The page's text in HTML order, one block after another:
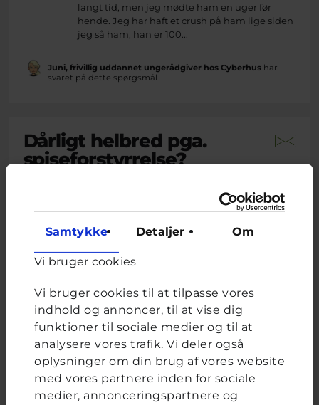
Samtykke Detaljer Om
Vi bruger cookies
Vi bruger cookies til at tilpasse vores
indhold og annoncer, til at vise dig
funktioner til sociale medier og til at
analysere vores trafik. Vi deler også
oplysninger om din brug af vores website
med vores partnere inden for sociale
medier, annonceringspartnere og
langt tid, men jeg mødte ham en uger før
hende. Jeg har haft et crush på ham lige siden
jeg så ham, han er 100...
Juni, frivillig uddannet ungerådgiver hos Cyberhushar
svaret på dette spørgsmål
Dårligt helbred pga.
spiseforstyrrelse?
På det seneste har jeg udviklet noget jeg tror
morgenmad eller frokost, og kun en halv
at kaste op. De seneste to uger har jeg følt mig
svimmel, træt, mit hjerte...
Lukas, frivillig uddannet ungerådgiver hos Cyberhus
svaret på dette spørgsmål